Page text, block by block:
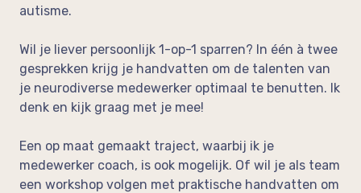
autisme.
Wil je liever persoonlijk 1-op-1 sparren? In één à twee
gesprekken krijg je handvatten om de talenten van
je neurodiverse medewerker optimaal te benutten. Ik
denk en kijk graag met je mee!
Een op maat gemaakt traject, waarbij ik je
medewerker coach, is ook mogelijk. Of wil je als team
een workshop volgen met praktische handvatten om